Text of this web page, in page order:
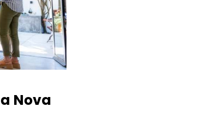
Nova